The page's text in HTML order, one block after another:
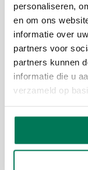
personaliseren,
en om ons
informatie over
partners voor
partners kunnen
informatie die u
verzameld op
Tot
RD
Tot
RT
Tot